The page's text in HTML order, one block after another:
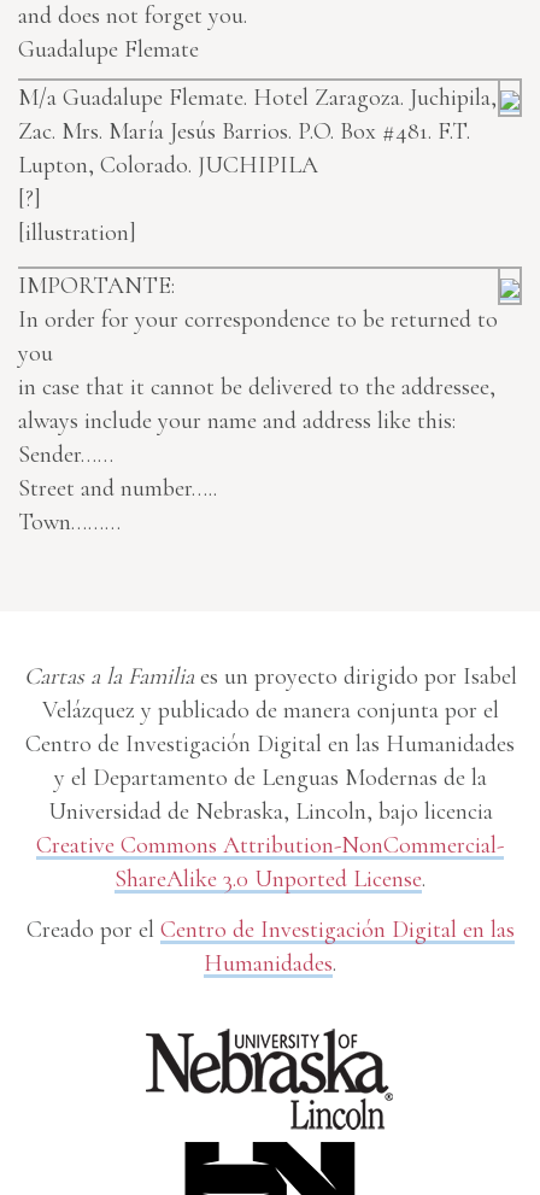
and does not forget you.
Guadalupe Flemate
M/a Guadalupe Flemate. Hotel Zaragoza. Juchipila,
Zac. Mrs. María Jesús Barrios. P.O. Box #481. F.T.
Lupton, Colorado. JUCHIPILA
[?]
[illustration]
IMPORTANTE:
In order for your correspondence to be returned to
you
in case that it cannot be delivered to the addressee,
always include your name and address like this:
Sender……
Street and number…..
Town………
Cartas a la Familiaes un proyecto dirigido por Isabel
Velázquez y publicado de manera conjunta por el
Centro de Investigación Digital en las Humanidades
y el Departamento de Lenguas Modernas de la
Universidad de Nebraska, Lincoln, bajo licencia
Creative Commons Attribution-NonCommercial-
ShareAlike 3.0 Unported License.
Creado por el Centro de Investigación Digital en las
Humanidades.